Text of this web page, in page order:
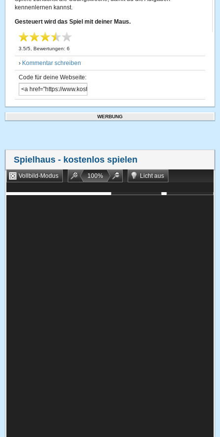
kennenlernen kannst.
Gesteuert wird das Spiel mit deiner Maus.
3.5/5 , Bewertungen:6
› Kommentar schreiben
Code für deine Webseite:
WERBUNG
Spielhaus - kostenlos spielen
Vollbild-Modus 100%
Licht aus